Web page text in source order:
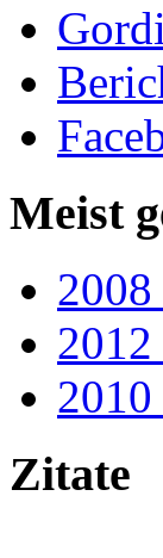
Meist
Zitate